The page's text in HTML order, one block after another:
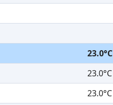
23.0°C
23.0°C
23.0°C